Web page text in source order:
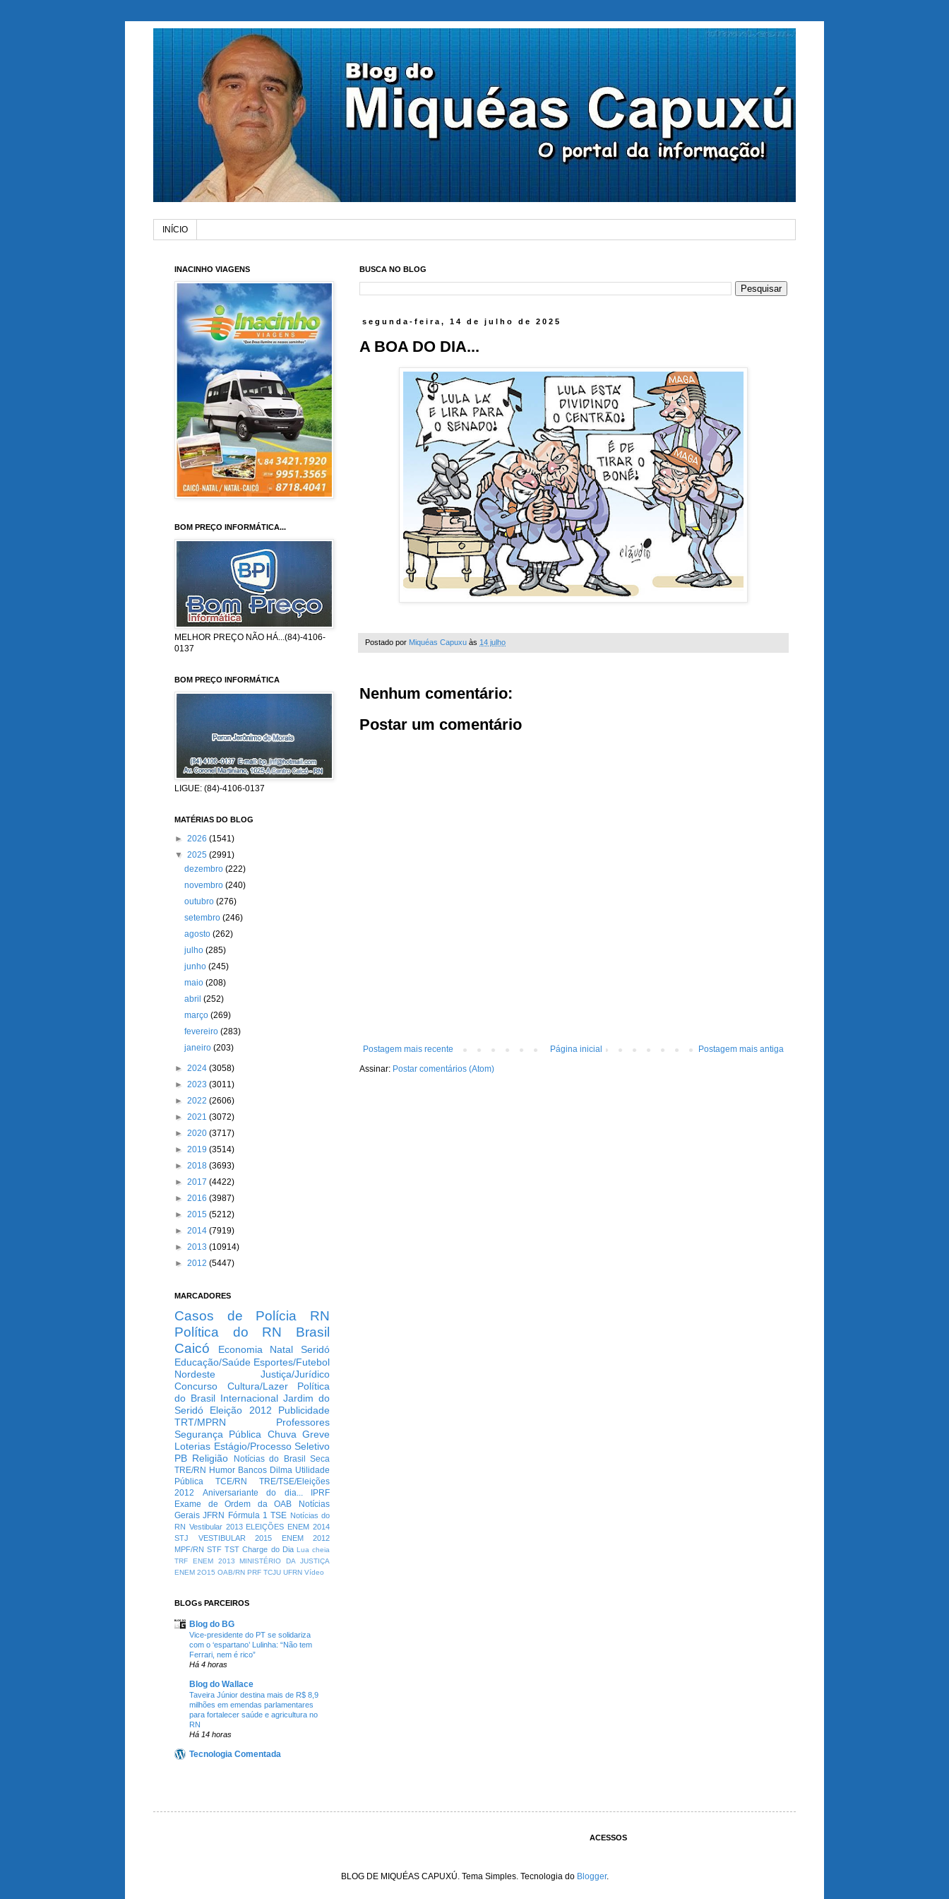
INÍCIO
BUSCA NO BLOG
segunda-feira, 14 de julho de 2025
A BOA DO DIA...
Postado por Miquéas Capuxu às 14 julho
Nenhum comentário:
Postar um comentário
Postagem mais recente Postagem mais antiga
Página inicial
Assinar: Postar comentários (Atom)
INACINHO VIAGENS
BOM PREÇO INFORMÁTICA...
MELHOR PREÇO NÃO HÁ...(84)-4106-
0137
BOM PREÇO INFORMÁTICA
LIGUE: (84)-4106-0137
MATÉRIAS DO BLOG
► 2026 (1541)
▼ 2025 (2991)
dezembro(222)
novembro(240)
outubro(276)
setembro(246)
agosto(262)
julho(285)
junho(245)
maio(208)
abril(252)
março(269)
fevereiro(283)
janeiro(203)
► 2024 (3058)
► 2023 (3011)
► 2022 (2606)
► 2021 (3072)
► 2020 (3717)
► 2019 (3514)
► 2018 (3693)
► 2017 (4422)
► 2016 (3987)
► 2015 (5212)
► 2014 (7919)
► 2013 (10914)
► 2012 (5447)
MARCADORES
Casos de Polícia
RN
Política do RN
Brasil
Caicó
Economia Natal
Seridó
Educação/Saúde Esportes/Futebol
Nordeste
Justiça/Jurídico
Concurso
Cultura/Lazer
Política
do Brasil Internacional Jardim do
Seridó
Eleição 2012
Publicidade
TRT/MPRN
Professores
Segurança Pública Chuva Greve
Loterias Estágio/Processo Seletivo
PB Religião Notícias do Brasil
Seca
TRE/RN Humor Bancos Dilma Utilidade
Pública
TCE/RN
TRE/TSE/Eleições
2012
Aniversariante do dia...
IPRF
Exame de Ordem da OAB
Notícias
Gerais JFRN Fórmula 1 TSE Notícias do
RN Vestibular 2013 ELEIÇÕES ENEM 2014
STJ
VESTIBULAR 2015
ENEM 2012
MPF/RN STF TST Charge do Dia Lua cheia
TRF
ENEM 2013
MINISTÉRIO DA JUSTIÇA
ENEM 2O15 OAB/RN PRF TCJU UFRN Vídeo
BLOGs PARCEIROS
Blog do BG
Vice-presidente do PT se solidariza
com o ‘espartano’ Lulinha: “Não tem
Ferrari, nem é rico”
Há 4 horas
Blog do Wallace
Taveira Júnior destina mais de R$ 8,9
milhões em emendas parlamentares
para fortalecer saúde e agricultura no
RN
Há 14 horas
Tecnologia Comentada
ACESSOS
BLOG DE MIQUÉAS CAPUXÚ. Tema Simples. Tecnologia do Blogger.